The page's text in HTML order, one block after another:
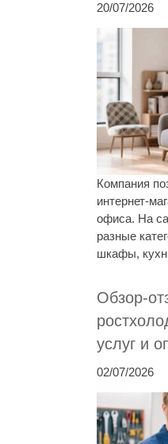
20/07/2026
Компания
интернет-
офиса. На
разные
шкафы,
Обзор-
услуг и
02/07/2026